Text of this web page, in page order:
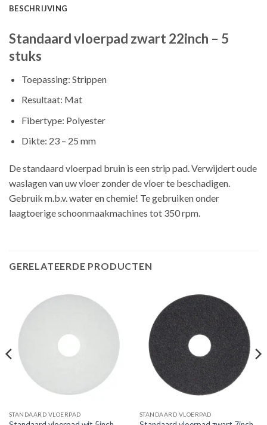
BESCHRIJVING
Standaard vloerpad zwart 22inch – 5
stuks
Toepassing: Strippen
Resultaat: Mat
Fibertype: Polyester
Dikte: 23 – 25 mm
De standaard vloerpad bruin is een strip pad. Verwijdert oude
waslagen van uw vloer zonder de vloer te beschadigen.
Gebruik m.b.v. water en chemie! Te gebruiken onder
laagtoerige schoonmaakmachines tot 350 rpm.
GERELATEERDE PRODUCTEN
STANDAARD VLOERPAD STANDAARD VLOERPAD